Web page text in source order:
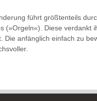
führt größtenteils
(»Orgeln«). Diese verdankt
Die anfänglich einfach zu